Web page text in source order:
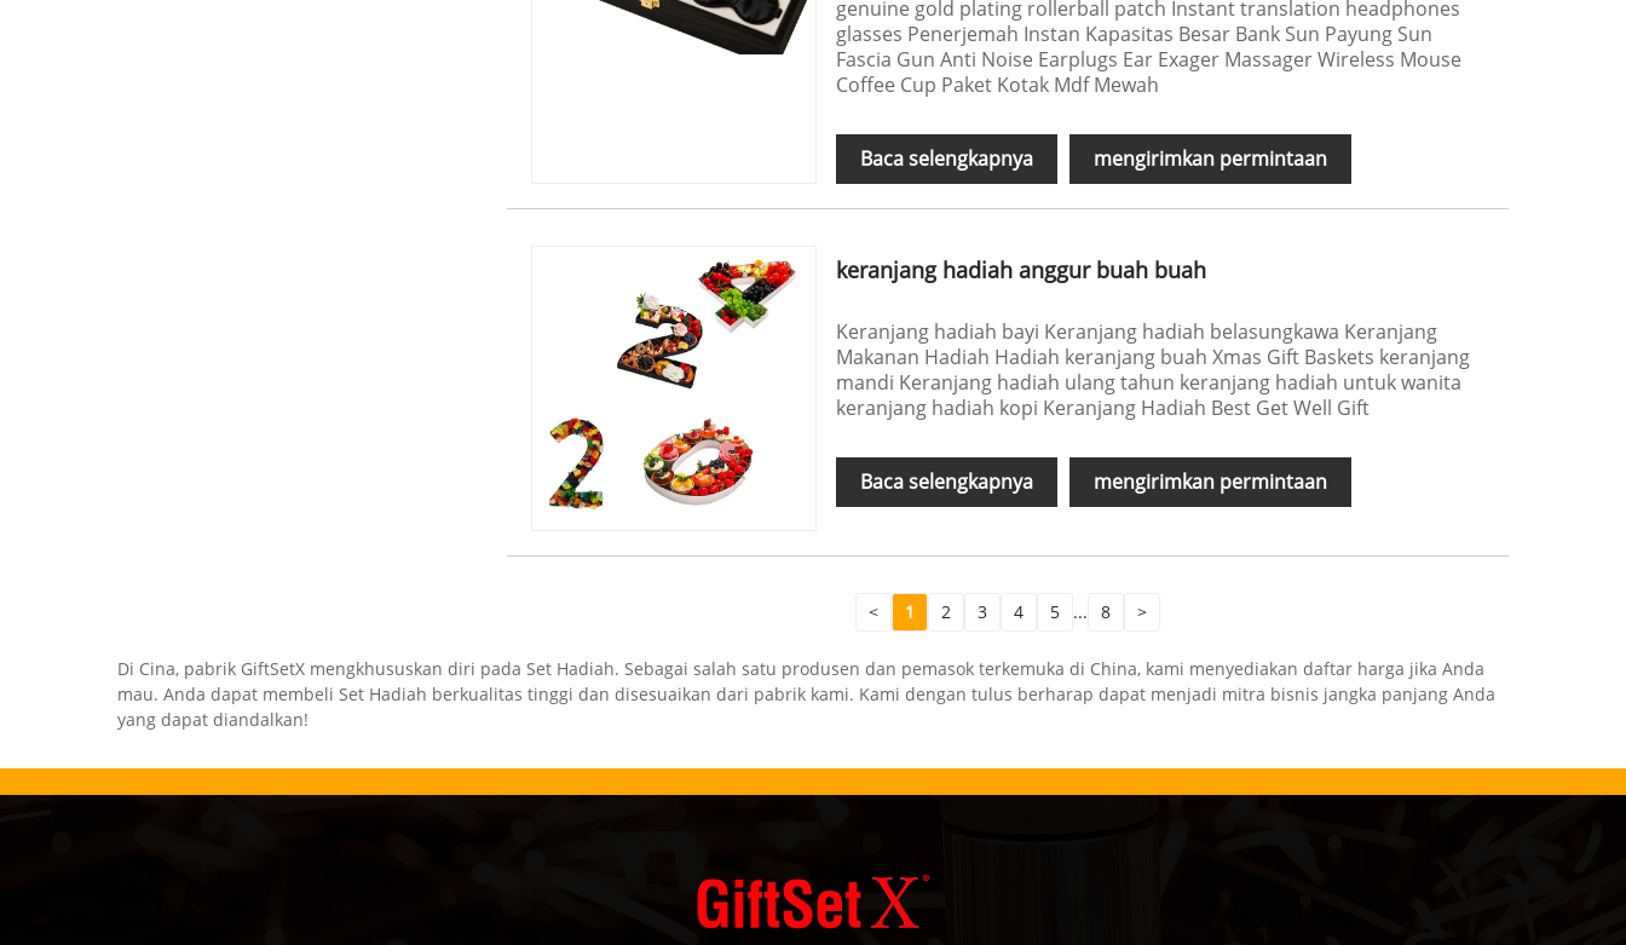
genuine gold plating rollerball patch Instant translation headphones
glasses Penerjemah Instan Kapasitas Besar Bank Sun Payung Sun
Fascia Gun Anti Noise Earplugs Ear Exager Massager Wireless Mouse
Coffee Cup Paket Kotak Mdf Mewah
Baca selengkapnya mengirimkan permintaan
keranjang hadiah anggur buah buah
Keranjang hadiah bayi Keranjang hadiah belasungkawa Keranjang
Makanan Hadiah Hadiah keranjang buah Xmas Gift Baskets keranjang
mandi Keranjang hadiah ulang tahun keranjang hadiah untuk wanita
keranjang hadiah kopi Keranjang Hadiah Best Get Well Gift
Baca selengkapnya mengirimkan permintaan
< 1 2 3 4 5 ... 8 >
Di Cina, pabrik GiftSetX mengkhususkan diri pada Set Hadiah. Sebagai salah satu produsen dan pemasok terkemuka di China, kami menyediakan daftar harga jika Anda
mau. Anda dapat membeli Set Hadiah berkualitas tinggi dan disesuaikan dari pabrik kami. Kami dengan tulus berharap dapat menjadi mitra bisnis jangka panjang Anda
yang dapat diandalkan!